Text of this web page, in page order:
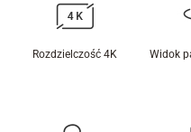
Rozdzielczość 4K Widok